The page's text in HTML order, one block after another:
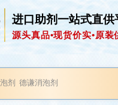
进口助剂一站式直供
源头真品•现货价实•原装